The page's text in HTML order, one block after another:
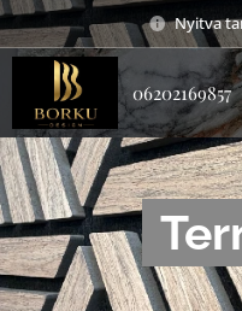
Nyitva
06202169857